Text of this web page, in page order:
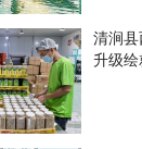
清涧县
升级绘